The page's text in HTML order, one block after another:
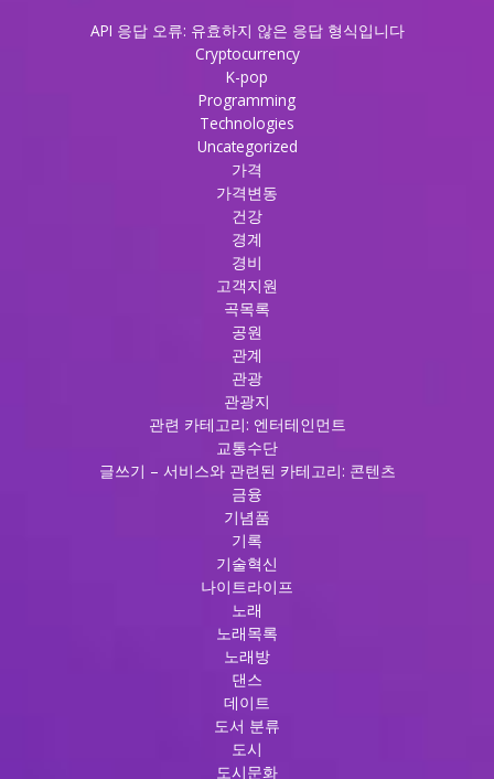
API 응답 오류: 유효하지 않은 응답 형식입니다
Cryptocurrency
K-pop
Programming
Technologies
Uncategorized
가격
가격변동
건강
경계
경비
고객지원
곡목록
공원
관계
관광
관광지
관련 카테고리: 엔터테인먼트
교통수단
글쓰기 – 서비스와 관련된 카테고리: 콘텐츠
금융
기념품
기록
기술혁신
나이트라이프
노래
노래목록
노래방
댄스
데이트
도서 분류
도시
도시문화